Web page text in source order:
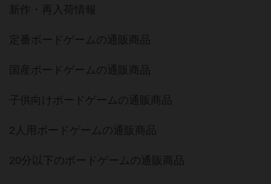
新作・再入荷情報
定番ボードゲームの通販商品
国産ボードゲームの通販商品
子供向けボードゲームの通販商品
2人用ボードゲームの通販商品
20分以下のボードゲームの通販商品